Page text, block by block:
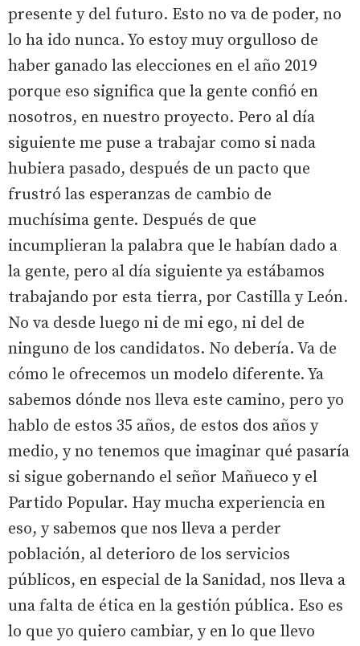
presente y del futuro. Esto no va de poder, no
lo ha ido nunca. Yo estoy muy orgulloso de
haber ganado las elecciones en el año 2019
porque eso significa que la gente confió en
nosotros, en nuestro proyecto. Pero al día
siguiente me puse a trabajar como si nada
hubiera pasado, después de un pacto que
frustró las esperanzas de cambio de
muchísima gente. Después de que
incumplieran la palabra que le habían dado a
la gente, pero al día siguiente ya estábamos
trabajando por esta tierra, por Castilla y León.
No va desde luego ni de mi ego, ni del de
ninguno de los candidatos. No debería. Va de
cómo le ofrecemos un modelo diferente. Ya
sabemos dónde nos lleva este camino, pero yo
hablo de estos 35 años, de estos dos años y
medio, y no tenemos que imaginar qué pasaría
si sigue gobernando el señor Mañueco y el
Partido Popular. Hay mucha experiencia en
eso, y sabemos que nos lleva a perder
población, al deterioro de los servicios
públicos, en especial de la Sanidad, nos lleva a
una falta de ética en la gestión pública. Eso es
lo que yo quiero cambiar, y en lo que llevo